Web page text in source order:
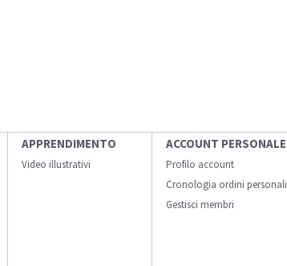
APPRENDIMENTO
Video illustrativi
ACCOUNT PERSONALE
Profilo account
Cronologia ordini personali
Gestisci membri